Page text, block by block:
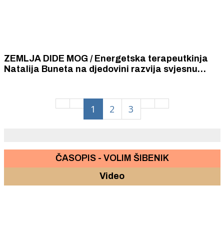
ZEMLJA DIDE MOG / Energetska terapeutkinja
Natalija Buneta na djedovini razvija svjesnu
1 2 3
ČASOPIS - VOLIM ŠIBENIK
Video